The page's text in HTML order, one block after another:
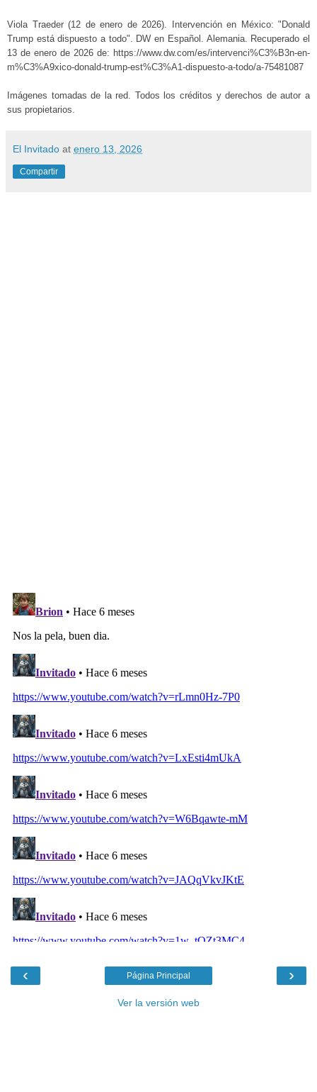
Viola Traeder (12 de enero de 2026). Intervención en México: "Donald
Trump está dispuesto a todo". DW en Español. Alemania. Recuperado el
13 de enero de 2026 de: https://www.dw.com/es/intervenci%C3%B3n-en-
m%C3%A9xico-donald-trump-est%C3%A1-dispuesto-a-todo/a-75481087
Imágenes tomadas de la red. Todos los créditos y derechos de autor a
sus propietarios.
El Invitado at enero 13, 2026
Compartir
‹ ›
Página Principal
Ver la versión web